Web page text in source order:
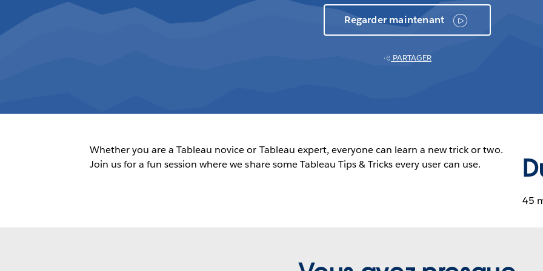
Regarder maintenant
PARTAGER
Whether you are a Tableau novice or Tableau expert, everyone can learn a new trick or two.
Join us for a fun session where we share some Tableau Tips & Tricks every user can use.
45